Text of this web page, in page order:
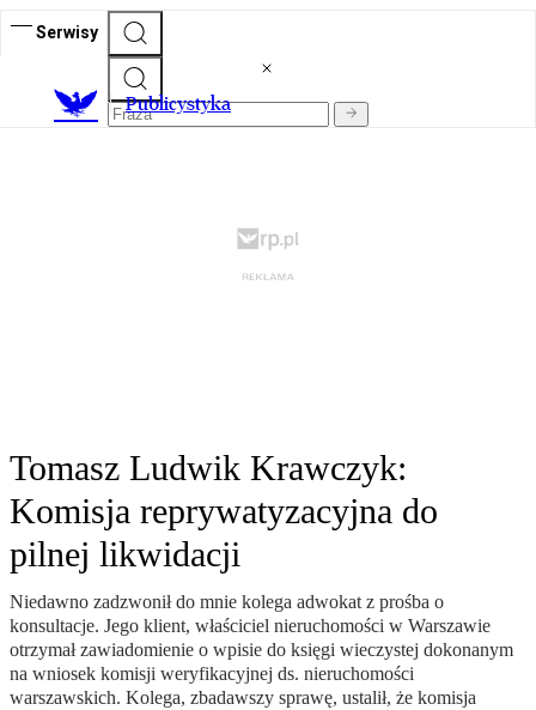
Serwisy
Publicystyka
Tomasz Ludwik Krawczyk:
Komisja reprywatyzacyjna do
pilnej likwidacji
Niedawno zadzwonił do mnie kolega adwokat z prośba o
konsultacje. Jego klient, właściciel nieruchomości w Warszawie
otrzymał zawiadomienie o wpisie do księgi wieczystej dokonanym
na wniosek komisji weryfikacyjnej ds. nieruchomości
warszawskich. Kolega, zbadawszy sprawę, ustalił, że komisja